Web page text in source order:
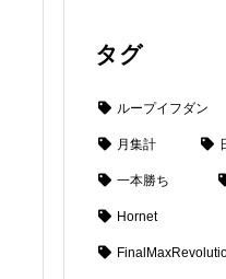
タグ
ループイフダン
月集計
一本勝ち
Hornet